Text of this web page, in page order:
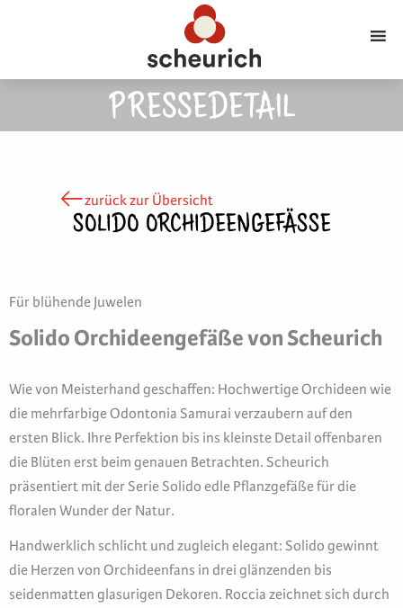
PRESSEDETAIL
zurück zur Übersicht
SOLIDO ORCHIDEENGEFÄSSE
Für blühende Juwelen
Solido Orchideengefäße von Scheurich
Wie von Meisterhand geschaffen: Hochwertige Orchideen wie
die mehrfarbige Odontonia Samurai verzaubern auf den
ersten Blick. Ihre Perfektion bis ins kleinste Detail offenbaren
die Blüten erst beim genauen Betrachten. Scheurich
präsentiert mit der Serie Solido edle Pflanzgefäße für die
floralen Wunder der Natur.
Handwerklich schlicht und zugleich elegant: Solido gewinnt
die Herzen von Orchideenfans in drei glänzenden bis
seidenmatten glasurigen Dekoren. Roccia zeichnet sich durch